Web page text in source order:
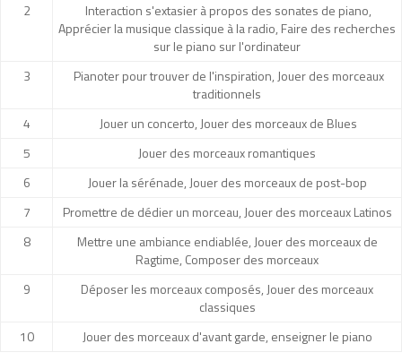
2
Interaction s'extasier à propos des sonates de piano,
Apprécier la musique classique à la radio, Faire des recherches
sur le piano sur l'ordinateur
3
Pianoter pour trouver de l'inspiration, Jouer des morceaux
traditionnels
4
Jouer un concerto, Jouer des morceaux de Blues
5
Jouer des morceaux romantiques
6
Jouer la sérénade, Jouer des morceaux de post-bop
7
Promettre de dédier un morceau, Jouer des morceaux Latinos
8
Mettre une ambiance endiablée, Jouer des morceaux de
Ragtime, Composer des morceaux
9
Déposer les morceaux composés, Jouer des morceaux
classiques
10
Jouer des morceaux d'avant garde, enseigner le piano